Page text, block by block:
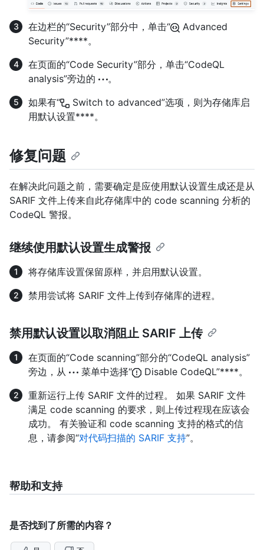
在边栏的“Security”部分中，单击“
Advanced
Security”****。
在页面的“Code Security”部分，单击“CodeQL
analysis”旁边的
。
如果有“
Switch to advanced”选项，则为存储库启
用默认设置****。
修复问题
在解决此问题之前，需要确定是应使用默认设置生成还是从
SARIF 文件上传来自此存储库中的 code scanning 分析的
CodeQL 警报。
继续使用默认设置生成警报
将存储库设置保留原样，并启用默认设置。
禁用尝试将 SARIF 文件上传到存储库的进程。
禁用默认设置以取消阻止 SARIF 上传
在页面的“Code scanning”部分的“CodeQL analysis”
旁边，从
菜单中选择“
Disable CodeQL”****。
重新运行上传 SARIF 文件的过程。 如果 SARIF 文件
满足 code scanning 的要求，则上传过程现在应该会
成功。 有关验证和 code scanning 支持的格式的信
息，请参阅“对代码扫描的 SARIF 支持”。
帮助和支持
是否找到了所需的内容？